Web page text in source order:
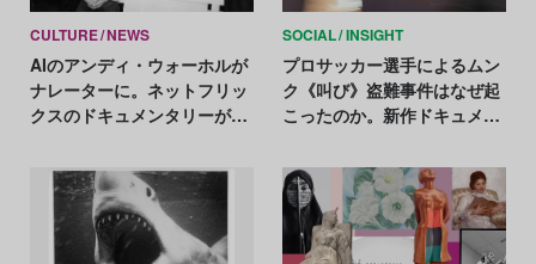
CULTURE NEWS
AIのアンディ・ウォーホルが
ナレーターに。ネットフリッ
クスのドキュメンタリーが3
SOCIAL INSIGHT
プロサッカー選手によるムン
ク《叫び》盗難事件はなぜ起
こったのか。新作ドキュメン